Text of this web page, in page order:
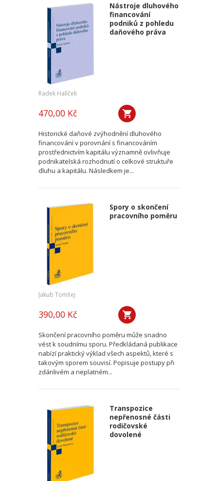
Nástroje dluhového
financování
podniků z pohledu
daňového práva
Radek Halíček
470,00 Kč
Historické daňové zvýhodnění dluhového
financování v porovnání s financováním
prostřednictvím kapitálu významně ovlivňuje
podnikatelská rozhodnutí o celkové struktuře
dluhu a kapitálu. Následkem je...
Spory o skončení
pracovního poměru
Jakub Tomšej
390,00 Kč
Skončení pracovního poměru může snadno
vést k soudnímu sporu. Předkládaná publikace
nabízí praktický výklad všech aspektů, které s
takovým sporem souvisí. Popisuje postupy při
zdánlivém a neplatném...
Transpozice
nepřenosné části
rodičovské
dovolené